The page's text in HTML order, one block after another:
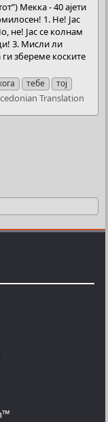
Мекка - 40 ајети
1. Не! Јас
не! Јас се колнам
3. Мисли ли
збереме коските
тебе
тој
Translation